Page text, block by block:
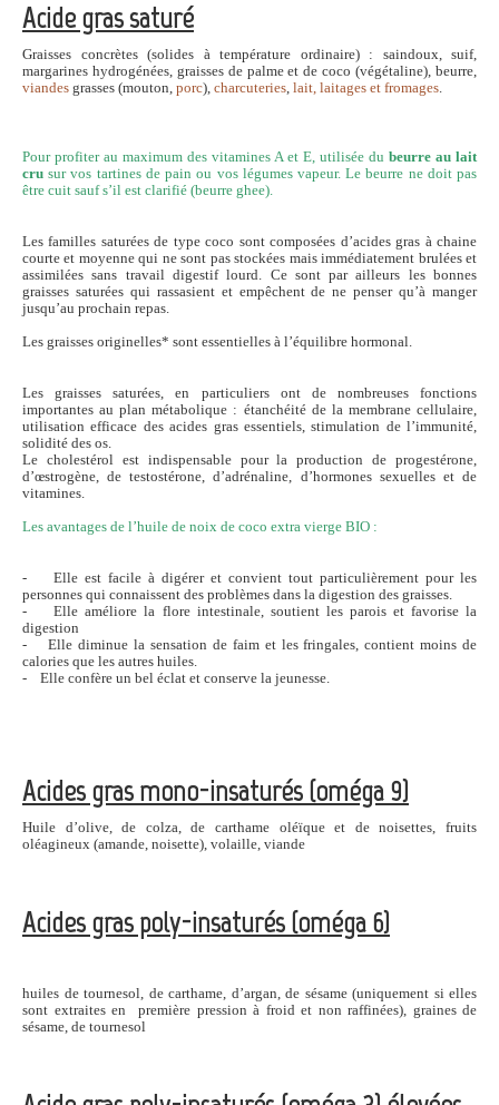
Acide gras saturé
Graisses concrètes (solides à température ordinaire) : saindoux, suif,
margarines hydrogénées, graisses de palme et de coco (végétaline), beurre,
viandes grasses (mouton, porc), charcuteries, lait, laitages et fromages.
Pour profiter au maximum des vitamines A et E, utilisée du beurre au lait
cru sur vos tartines de pain ou vos légumes vapeur. Le beurre ne doit pas
être cuit sauf s’il est clarifié (beurre ghee).
Les familles saturées de type coco sont composées d’acides gras à chaine
courte et moyenne qui ne sont pas stockées mais immédiatement brulées et
assimilées sans travail digestif lourd. Ce sont par ailleurs les bonnes
graisses saturées qui rassasient et empêchent de ne penser qu’à manger
jusqu’au prochain repas.
Les graisses originelles* sont essentielles à l’équilibre hormonal.
Les graisses saturées, en particuliers ont de nombreuses fonctions
importantes au plan métabolique : étanchéité de la membrane cellulaire,
utilisation efficace des acides gras essentiels, stimulation de l’immunité,
solidité des os.
Le cholestérol est indispensable pour la production de progestérone,
d’œstrogène, de testostérone, d’adrénaline, d’hormones sexuelles et de
vitamines.
Les avantages de l’huile de noix de coco extra vierge BIO :
- Elle est facile à digérer et convient tout particulièrement pour les
personnes qui connaissent des problèmes dans la digestion des graisses.
- Elle améliore la flore intestinale, soutient les parois et favorise la
digestion
- Elle diminue la sensation de faim et les fringales, contient moins de
calories que les autres huiles.
- Elle confère un bel éclat et conserve la jeunesse.
Acides gras mono-insaturés (oméga 9)
Huile d’olive, de colza, de carthame oléïque et de noisettes, fruits
oléagineux (amande, noisette), volaille, viande
Acides gras poly-insaturés (oméga 6)
huiles de tournesol, de carthame, d’argan, de sésame (uniquement si elles
sont extraites en première pression à froid et non raffinées), graines de
sésame, de tournesol